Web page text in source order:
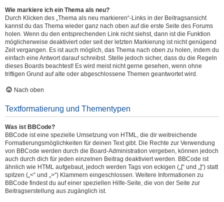
Wie markiere ich ein Thema als neu?
Durch Klicken des „Thema als neu markieren“-Links in der Beitragsansicht
kannst du das Thema wieder ganz nach oben auf die erste Seite des Forums
holen. Wenn du den entsprechenden Link nicht siehst, dann ist die Funktion
möglicherweise deaktiviert oder seit der letzten Markierung ist nicht genügend
Zeit vergangen. Es ist auch möglich, das Thema nach oben zu holen, indem du
einfach eine Antwort darauf schreibst. Stelle jedoch sicher, dass du die Regeln
dieses Boards beachtest! Es wird meist nicht gerne gesehen, wenn ohne
triftigen Grund auf alte oder abgeschlossene Themen geantwortet wird.
Nach oben
Textformatierung und Thementypen
Was ist BBCode?
BBCode ist eine spezielle Umsetzung von HTML, die dir weitreichende
Formatierungsmöglichkeiten für deinen Text gibt. Die Rechte zur Verwendung
von BBCode werden durch die Board-Administration vergeben, können jedoch
auch durch dich für jeden einzelnen Beitrag deaktiviert werden. BBCode ist
ähnlich wie HTML aufgebaut, jedoch werden Tags von eckigen („[“ und „]“) statt
spitzen („<“ und „>“) Klammern eingeschlossen. Weitere Informationen zu
BBCode findest du auf einer speziellen Hilfe-Seite, die von der Seite zur
Beitragserstellung aus zugänglich ist.